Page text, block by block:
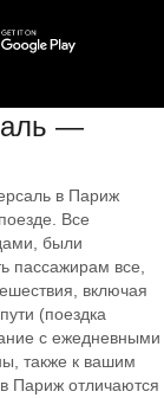
—
в Париж
Все
были
пассажирам все,
включая
(поездка
с ежедневными
также к вашим
Париж отличаются